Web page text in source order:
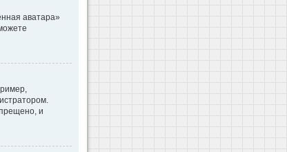
аватара»
и